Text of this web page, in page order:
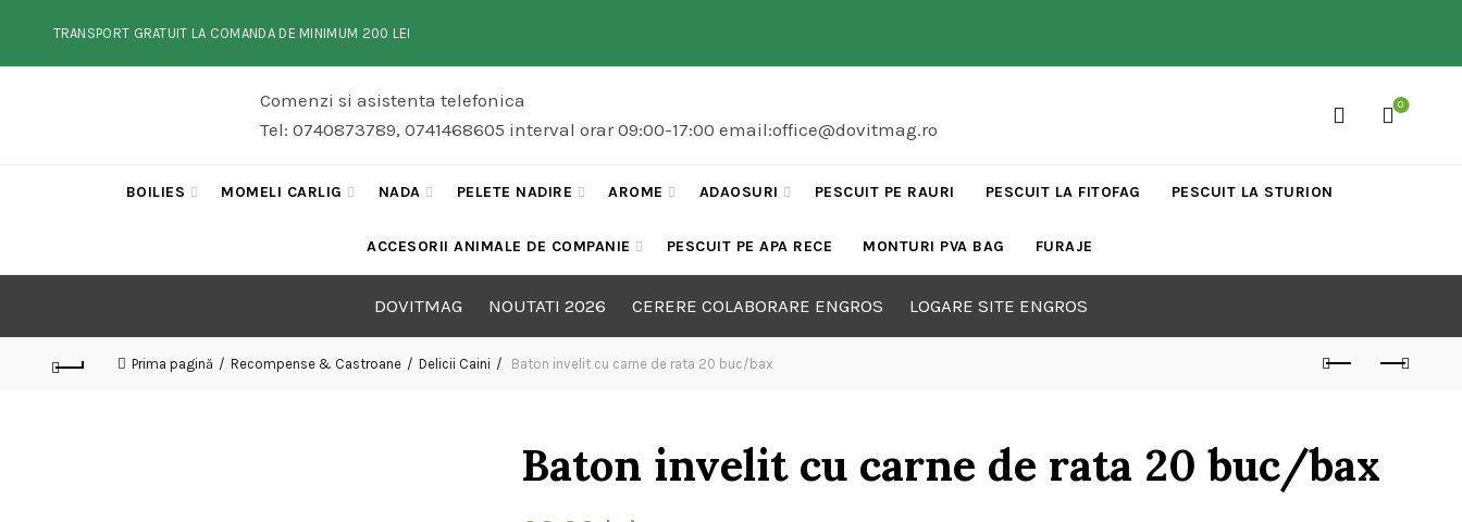
TRANSPORT GRATUIT LA COMANDA DE MINIMUM 200 LEI
Comenzi si asistenta telefonica
Tel: 0740873789, 0741468605 interval orar 09:00-17:00 email:office@dovitmag.ro
0
BOILIES MOMELI CARLIG NADA PELETE NADIRE AROME ADAOSURI PESCUIT PE RAURI PESCUIT LA FITOFAG PESCUIT LA STURION
ACCESORII ANIMALE DE COMPANIE PESCUIT PE APA RECE MONTURI PVA BAG FURAJE
DOVITMAG NOUTATI 2026 CERERE COLABORARE ENGROS LOGARE SITE ENGROS
Prima pagină Recompense & Castroane Delicii Caini Baton invelit cu carne de rata 20 buc/bax
Baton invelit cu carne de rata 20 buc/bax